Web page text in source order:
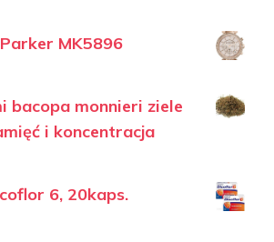
MK5896
bacopa monnieri ziele
i koncentracja
6, 20kaps.